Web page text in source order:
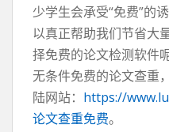
少学生会承受“免费”的
以真正帮助我们节省大
择免费的论文检测软件
无条件免费的论文查重
陆网站： https://
论文查重免费。